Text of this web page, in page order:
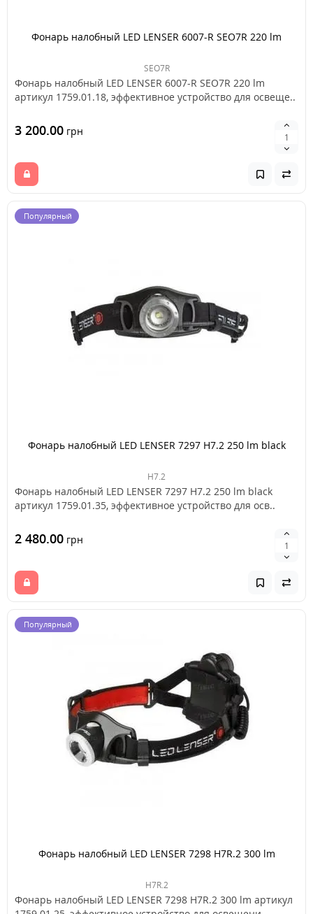
Фонарь налобный LED LENSER 6007-R SEO7R 220 lm
SEO7R
Фонарь налобный LED LENSER 6007-R SEO7R 220 lm
артикул 1759.01.18, эффективное устройство для освеще..
3 200.00 грн
Популярный
Фонарь налобный LED LENSER 7297 H7.2 250 lm black
H7.2
Фонарь налобный LED LENSER 7297 H7.2 250 lm black
артикул 1759.01.35, эффективное устройство для осв..
2 480.00 грн
Популярный
Фонарь налобный LED LENSER 7298 H7R.2 300 lm
H7R.2
Фонарь налобный LED LENSER 7298 H7R.2 300 lm артикул